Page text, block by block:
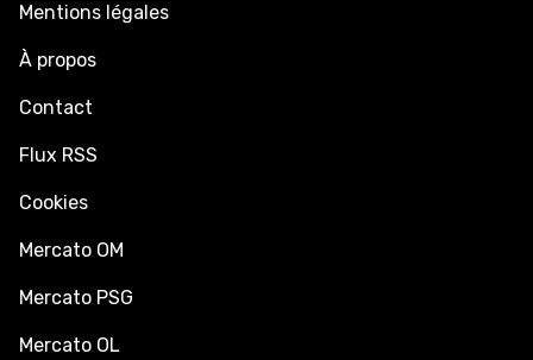
Mentions légales
À propos
Contact
Flux RSS
Cookies
Mercato OM
Mercato PSG
Mercato OL